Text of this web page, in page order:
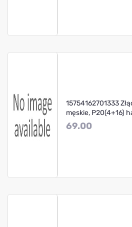
15754162701333
męskie, P20(4+16)
69.00